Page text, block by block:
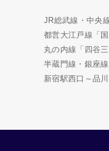
JR総武線・中央
都営大江戸線「
丸の内線「四谷
半蔵門線・銀座
新宿駅西口～品